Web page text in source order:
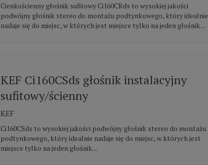
Cienkościenny głośnik sufitowy Ci160CRds to wysokiej jakości
podwójny głośnik stereo do montażu podtynkowego, który idealnie
nadaje się do miejsc, w których jest miejsce tylko na jeden głośnik....
KEF Ci160CSds głośnik instalacyjny
sufitowy/ścienny
KEF
Ci160CSds to wysokiej jakości podwójny głośnik stereo do montażu
podtynkowego, który idealnie nadaje się do miejsc, w których jest
miejsce tylko na jeden głośnik....